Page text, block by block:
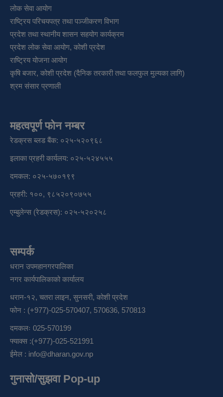
लोक सेवा आयोग
राष्ट्रिय परिचयपत्र तथा पञ्‍जीकरण विभाग
प्रदेश तथा स्थानीय शासन सहयोग कार्यक्रम
प्रदेश लोक सेवा आयोग, कोशी प्रदेश
राष्ट्रिय योजना आयोग
कृषि बजार, कोशी प्रदेश (दैनिक तरकारी तथा फलफुल मुल्यका लागि)
श्रम संसार प्रणाली
महत्वपूर्ण फोन नम्बर
रेडक्रस ब्लड बैंक: ०२५-५२०९६८
इलाका प्रहरी कार्यलय: ०२५-५२४५५५
दमकल: ०२५-५७०१९९
प्रहरी: १००, ९८५२०९०७५५
एम्बुलेन्स (रेडक्रस): ०२५-५२०२५८
सम्पर्क
धरान उपमहानगरपालिका
नगर कार्यपालिकाको कार्यालय
धरान-१२, चतरा लाइन, सुनसरी, कोशी प्रदेश
फोन : (+977)-025-570407, 570636, 570813
दमकलः 025-570199
फ्याक्स :(+977)-025-521991
ईमेल : info@dharan.gov.np
गुनासो/सुझवा Pop-up